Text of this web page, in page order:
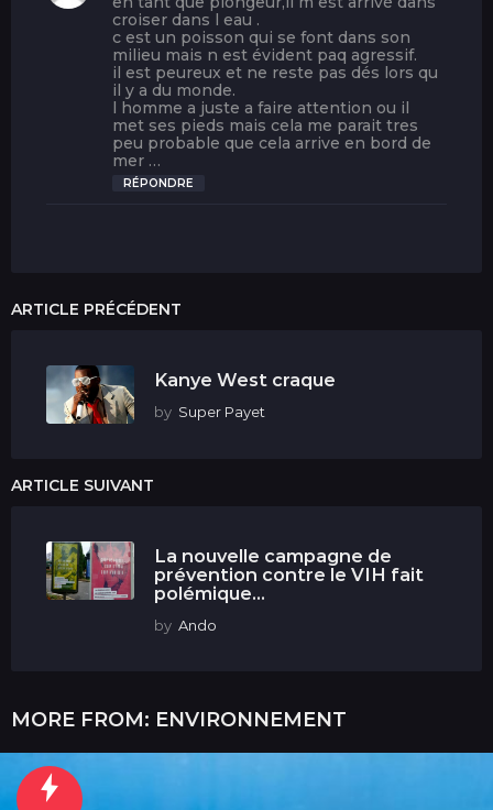
t
:
croiser dans l eau .
c est un poisson qui se font dans son
milieu mais n est évident paq agressif.
il est peureux et ne reste pas dés lors qu
il y a du monde.
l homme a juste a faire attention ou il
met ses pieds mais cela me parait tres
peu probable que cela arrive en bord de
mer …
RÉPONDRE
ARTICLE PRÉCÉDENT
Kanye West craque
by Super Payet
ARTICLE SUIVANT
La nouvelle campagne de
prévention contre le VIH fait
polémique...
by Ando
MORE FROM: ENVIRONNEMENT